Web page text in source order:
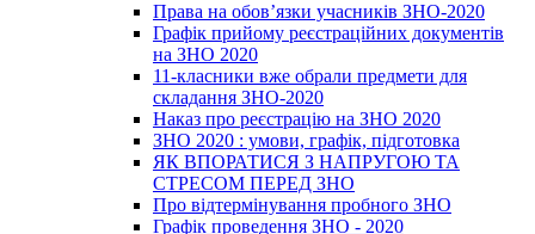
Права на обов’язки учасників ЗНО-2020
Графік прийому реєстраційних документів
на ЗНО 2020
11-класники вже обрали предмети для
складання ЗНО-2020
Наказ про реєстрацію на ЗНО 2020
ЗНО 2020 : умови, графік, підготовка
ЯК ВПОРАТИСЯ З НАПРУГОЮ ТА
СТРЕСОМ ПЕРЕД ЗНО
Про відтермінування пробного ЗНО
Графік проведення ЗНО - 2020